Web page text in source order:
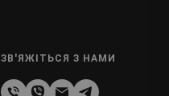
ЗВ'ЯЖІТЬСЯ З НАМИ